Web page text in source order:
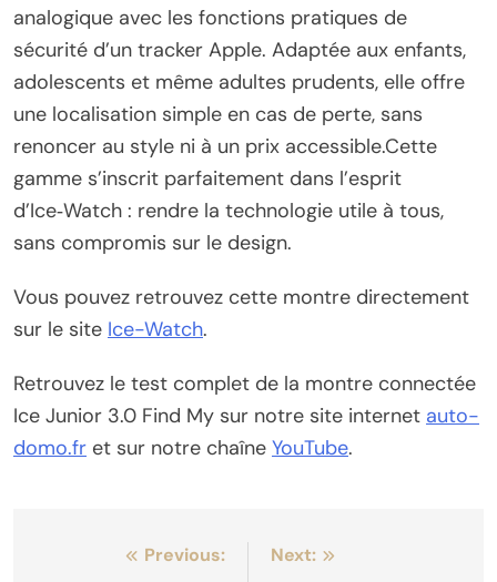
analogique avec les fonctions pratiques de
sécurité d’un tracker Apple. Adaptée aux enfants,
adolescents et même adultes prudents, elle offre
une localisation simple en cas de perte, sans
renoncer au style ni à un prix accessible.Cette
gamme s’inscrit parfaitement dans l’esprit
d’Ice‑Watch : rendre la technologie utile à tous,
sans compromis sur le design.
Vous pouvez retrouvez cette montre directement
sur le site Ice-Watch.
Retrouvez le test complet de la montre connectée
Ice Junior 3.0 Find My sur notre site internet auto-
domo.fr et sur notre chaîne YouTube.
NavigationPrevious: Next: